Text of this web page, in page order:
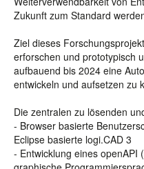
Zukunft zum Standard
Ziel dieses
erforschen und prototypisch
aufbauend bis 2024 eine
entwickeln und aufsetzen zu
Die zentralen zu lösenden
- Browser basierte
Eclipse basierte logi.CAD 3
- Entwicklung eines openAPI